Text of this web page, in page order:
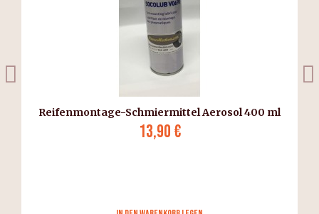
Reifenmontage-Schmiermittel Aerosol 400 ml
13,90 €